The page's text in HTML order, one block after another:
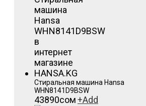
Стиральная машина Hansa
WHN8141D9BSW
43890сом+Add